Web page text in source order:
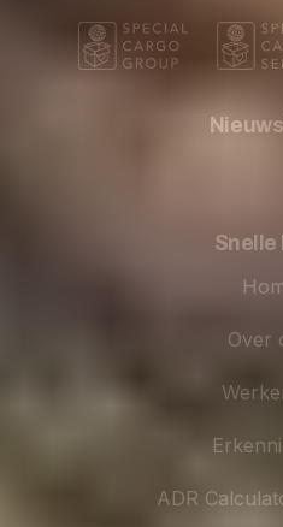
Snelle
Over
ADR